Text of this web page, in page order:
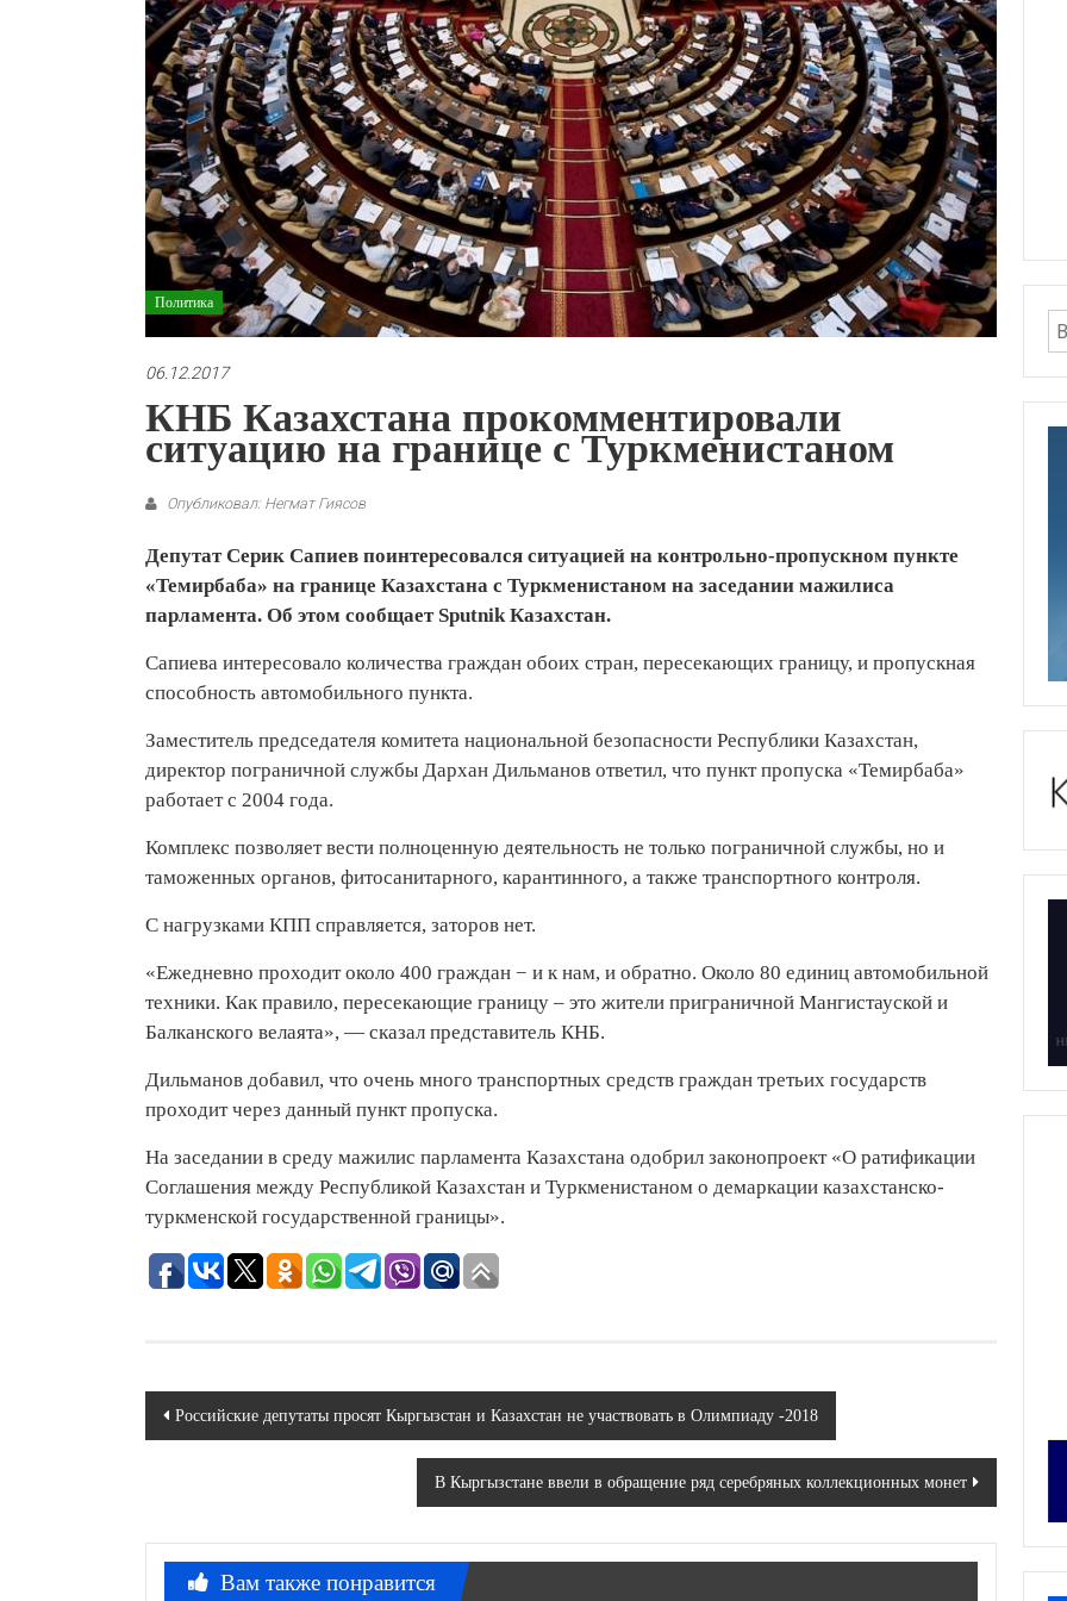
Политика
06.12.2017
КНБ Казахстана прокомментировали
ситуацию на границе с Туркменистаном
Опубликовал: Негмат Гиясов
Депутат Серик Сапиев поинтересовался ситуацией на контрольно-пропускном пункте
«Темирбаба» на границе Казахстана с Туркменистаном на заседании мажилиса
парламента. Об этом сообщает Sputnik Казахстан.
Сапиева интересовало количества граждан обоих стран, пересекающих границу, и пропускная
способность автомобильного пункта.
Заместитель председателя комитета национальной безопасности Республики Казахстан,
директор пограничной службы Дархан Дильманов ответил, что пункт пропуска «Темирбаба»
работает с 2004 года.
Комплекс позволяет вести полноценную деятельность не только пограничной службы, но и
таможенных органов, фитосанитарного, карантинного, а также транспортного контроля.
С нагрузками КПП справляется, заторов нет.
«Ежедневно проходит около 400 граждан − и к нам, и обратно. Около 80 единиц автомобильной
техники. Как правило, пересекающие границу – это жители приграничной Мангистауской и
Балканского велаята», — сказал представитель КНБ.
Дильманов добавил, что очень много транспортных средств граждан третьих государств
проходит через данный пункт пропуска.
На заседании в среду мажилис парламента Казахстана одобрил законопроект «О ратификации
Соглашения между Республикой Казахстан и Туркменистаном о демаркации казахстанско-
туркменской государственной границы».
Навигация
Российские депутаты просят Кыргызстан и Казахстан не участвовать в Олимпиаду -2018
В Кыргызстане ввели в обращение ряд серебряных коллекционных монет
Вам также понравится